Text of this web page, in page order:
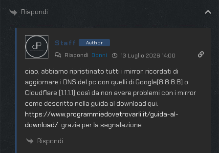
Rispondi
Staff Author
Rispondi Donni 13 Luglio 2026 14:00
ciao, abbiamo ripristinato tutti i mirror. ricordati di
aggiornare i DNS del pc con quelli di Google(8.8.8.8) o
Cloudflare (1.1.1.1) così da non avere problemi con i mirror
come descritto nella guida al download qui:
https://www.programmiedovetrovarli.it/guida-al-
download/ . grazie per la segnalazione
Rispondi